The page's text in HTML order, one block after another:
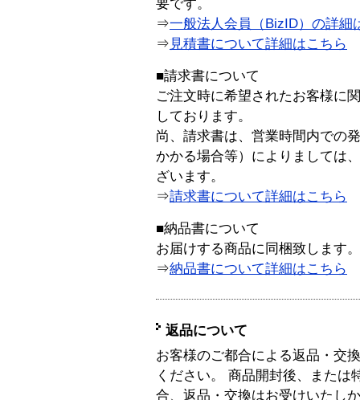
要です。
⇒一般法人会員（BizID）の詳細
⇒ 見積書について詳細はこちら
■請求書について
ご注文時に希望されたお客様に
しております。
尚、請求書は、営業時間内での
かかる場合等）によりましては
ざいます。
⇒請求書について詳細はこちら
■納品書について
お届けする商品に同梱致します。
⇒納品書について詳細はこちら
返品について
お客様のご都合による返品・交
ください。 商品開封後、または
合、返品・交換はお受けいたし